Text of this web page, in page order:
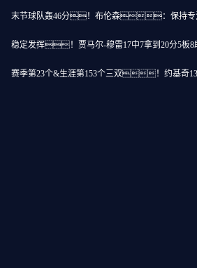
末节球队轰46分！布伦森：保持专注
稳定发挥！贾马尔-穆雷17中7拿到20分5板8
赛季第23个&生涯第153个三双！约基奇13